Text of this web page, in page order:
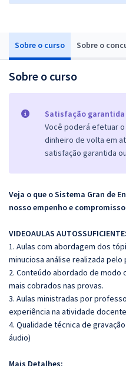
Sobre o curso Sobre o
Sobre o curso
Satisfação garantida
Você poderá efetuar
dinheiro de volta em
satisfação garantida
Veja o que o Sistema Gran de
nosso empenho e
VIDEOAULAS
1. Aulas com abordagem dos
minuciosa análise realizada
2. Conteúdo abordado de
mais cobrados nas provas.
3. Aulas ministradas por
experiência na atividade
4. Qualidade técnica de
áudio)
Mais Detalhes: